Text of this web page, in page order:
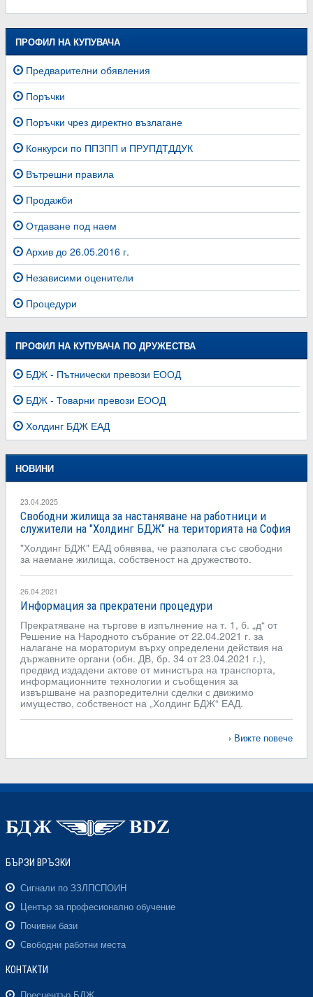
ПРОФИЛ НА КУПУВАЧА
Предварителни обявления
Поръчки
Поръчки чрез директно възлагане
Конкурси по ППЗПП и ПРУПДТДДУК
Вътрешни правила
Продажби
Отдаване под наем
Архив до 26.05.2016 г.
Независими оценители
Процедури
ПРОФИЛ НА КУПУВАЧА ПО ДРУЖЕСТВА
БДЖ - Пътнически превози ЕООД
БДЖ - Товарни превози ЕООД
Холдинг БДЖ ЕАД
НОВИНИ
23.04.2025
Свободни жилища за настаняване на работници и
служители на "Холдинг БДЖ" на територията на София
"Холдинг БДЖ" ЕАД обявява, че разполага със свободни
за наемане жилища, собственост на дружеството.
26.04.2021
Информация за прекратени процедури
Прекратяване на търгове в изпълнение на т. 1, б. „д“ от
Решение на Народното събрание от 22.04.2021 г. за
налагане на мораториум върху определени действия на
държавните органи (обн. ДВ, бр. 34 от 23.04.2021 г.),
предвид издадени актове от министъра на транспорта,
информационните технологии и съобщения за
извършване на разпоредителни сделки с движимо
имущество, собственост на „Холдинг БДЖ“ ЕАД.
Вижте повече
БЪРЗИ ВРЪЗКИ
Сигнали по ЗЗЛПСПОИН
Център за професионално обучение
Почивни бази
Свободни работни места
КОНТАКТИ